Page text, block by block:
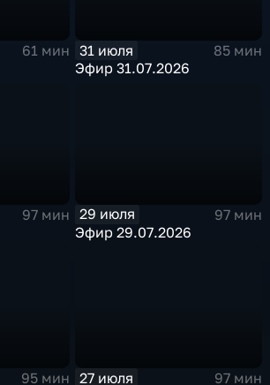
61 мин
31 июля
85 мин
Эфир 31.07.2026
97 мин
29 июля
97 мин
Эфир 29.07.2026
95 мин 27 июля 97 мин